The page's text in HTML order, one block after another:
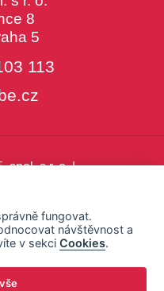
8
5
113
spol. s r. o. |
fungovat.
návštěvnost a
v sekciCookies.